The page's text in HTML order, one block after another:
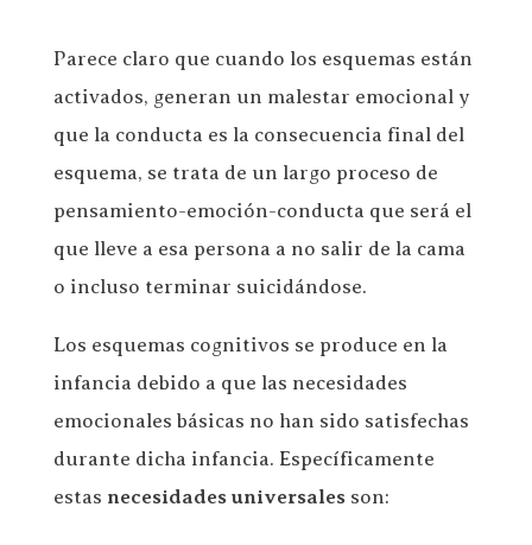
Parece claro que cuando los esquemas están
activados, generan un malestar emocional y
que la conducta es la consecuencia final del
esquema, se trata de un largo proceso de
pensamiento-emoción-conducta que será el
que lleve a esa persona a no salir de la cama
o incluso terminar suicidándose.
Los esquemas cognitivos se produce en la
infancia debido a que las necesidades
emocionales básicas no han sido satisfechas
durante dicha infancia. Específicamente
estas necesidades universalesson: